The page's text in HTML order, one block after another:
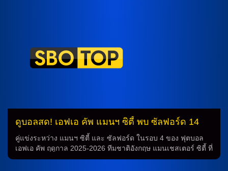
ดูบอลสด! เอฟเอ คัพ แมนฯ ซิตี้ พบ ซัลฟอร์ด 14
ก.พ.69
คู่แข่งระหว่าง แมนฯ ซิตี้ และ ซัลฟอร์ด ในรอบ 4 ของ ฟุตบอล
เอฟเอ คัพ ฤดูกาล 2025-2026 ทีมชาติอังกฤษ แมนเชสเตอร์ ซิตี้ ที่
อยู่ในอันดับ 2 ของ พรีเมียร์ลีก กำลังเตรียมตัวเพื่อพบกับ ทีม